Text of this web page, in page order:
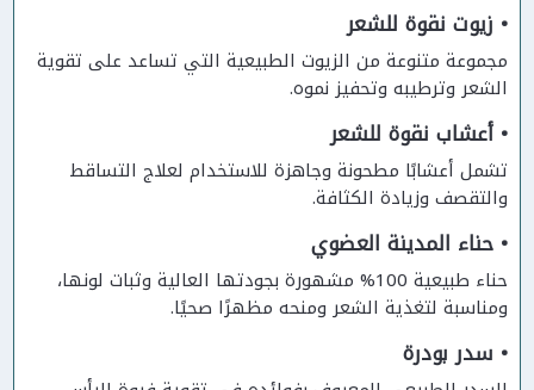
• زيوت نقوة للشعر
مجموعة متنوعة من الزيوت الطبيعية التي تساعد على تقوية
الشعر وترطيبه وتحفيز نموه.
• أعشاب نقوة للشعر
تشمل أعشابًا مطحونة وجاهزة للاستخدام لعلاج التساقط
والتقصف وزيادة الكثافة.
• حناء المدينة العضوي
حناء طبيعية 100% مشهورة بجودتها العالية وثبات لونها،
ومناسبة لتغذية الشعر ومنحه مظهرًا صحيًا.
• سدر بودرة